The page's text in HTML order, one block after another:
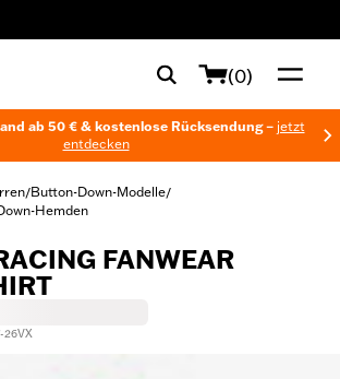
(0)
ab 50 € & kostenlose Rücksendung – jetzt
entdecken
/Button-Down-Modelle/
Hemden
FANWEAR
26VX